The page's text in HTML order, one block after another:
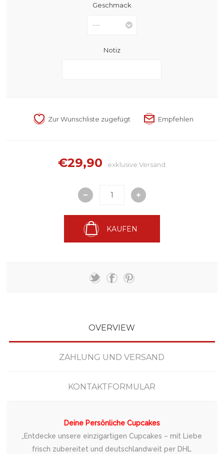
Geschmack
Notiz
€29,90 exklusiveVersand
KAUFEN
OVERVIEW
ZAHLUNG UND VERSAND
KONTAKTFORMULAR
Deine Persönliche Cupcakes
„Entdecke unsere einzigartigen Cupcakes – mit Liebe
frisch zubereitet und deutschlandweit per DHL